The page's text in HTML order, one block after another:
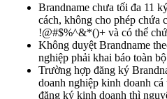
Brandname chưa tối đa 11
cách, không cho phép chứa
!@#$%^&*()+ và có thể
Không duyệt Brandname
nghiệp phải khai báo toàn
Trường hợp đăng ký
doanh nghiệp kinh doanh
đăng ký kinh doanh thì